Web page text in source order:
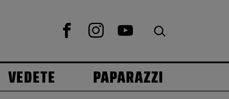
VEDETE PAPARAZZI